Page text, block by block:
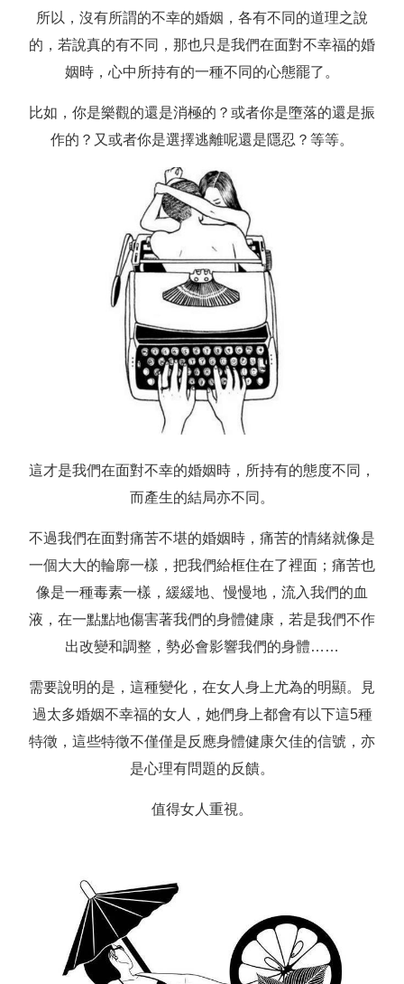
所以，沒有所謂的不幸的婚姻，各有不同的道理之說
的，若說真的有不同，那也只是我們在面對不幸福的婚
姻時，心中所持有的一種不同的心態罷了。
比如，你是樂觀的還是消極的？或者你是墮落的還是振
作的？又或者你是選擇逃離呢還是隱忍？等等。
這才是我們在面對不幸的婚姻時，所持有的態度不同，
而產生的結局亦不同。
不過我們在面對痛苦不堪的婚姻時，痛苦的情緒就像是
一個大大的輪廓一樣，把我們給框住在了裡面；痛苦也
像是一種毒素一樣，緩緩地、慢慢地，流入我們的血
液，在一點點地傷害著我們的身體健康，若是我們不作
出改變和調整，勢必會影響我們的身體……
需要說明的是，這種變化，在女人身上尤為的明顯。見
過太多婚姻不幸福的女人，她們身上都會有以下這5種
特徵，這些特徵不僅僅是反應身體健康欠佳的信號，亦
是心理有問題的反饋。
值得女人重視。